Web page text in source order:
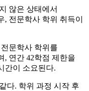
않은 상태에서
전문학사 학위 취득이
문학사 학위를
, 연간 42학점 제한을
간이 소요된다.
다. 학위 과정 시작 후